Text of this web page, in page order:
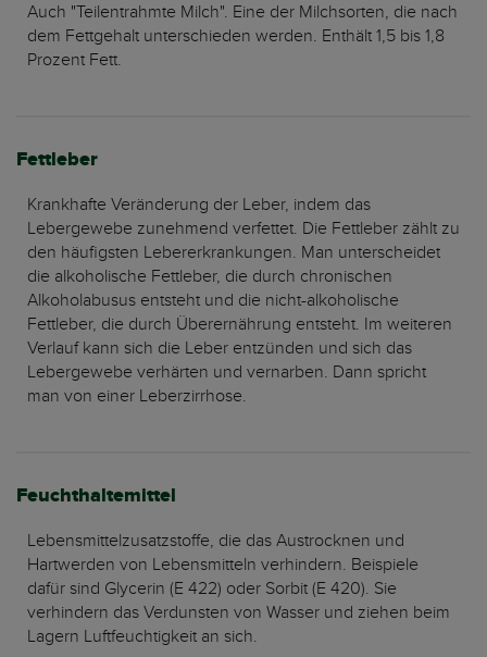
Auch "Teilentrahmte Milch". Eine der Milchsorten, die nach
dem Fettgehalt unterschieden werden. Enthält 1,5 bis 1,8
Prozent Fett.
Fettleber
Krankhafte Veränderung der Leber, indem das
Lebergewebe zunehmend verfettet. Die Fettleber zählt zu
den häufigsten Lebererkrankungen. Man unterscheidet
die alkoholische Fettleber, die durch chronischen
Alkoholabusus entsteht und die nicht-alkoholische
Fettleber, die durch Überernährung entsteht. Im weiteren
Verlauf kann sich die Leber entzünden und sich das
Lebergewebe verhärten und vernarben. Dann spricht
man von einer Leberzirrhose.
Feuchthaltemittel
Lebensmittelzusatzstoffe, die das Austrocknen und
Hartwerden von Lebensmitteln verhindern. Beispiele
dafür sind Glycerin (E 422) oder Sorbit (E 420). Sie
verhindern das Verdunsten von Wasser und ziehen beim
Lagern Luftfeuchtigkeit an sich.